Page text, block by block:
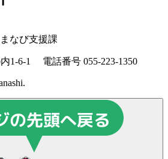
なび支援課
内1-6-1 電話番号 055-223-1350